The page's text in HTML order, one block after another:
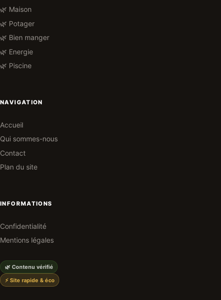
🌿 Maison
🌿 Potager
🌿 Bien manger
🌿 Energie
🌿 Piscine
NAVIGATION
Accueil
Qui sommes-nous
Contact
Plan du site
INFORMATIONS
Confidentialité
Mentions légales
🌿 Contenu vérifié
⚡ Site rapide & éco